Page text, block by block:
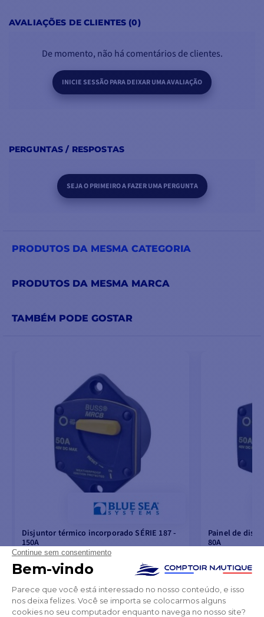
AVALIAÇÕES DE CLIENTES (0)
De momento, não há comentários de clientes.
INICIE SESSÃO PARA DEIXAR UMA AVALIAÇÃO
PERGUNTAS / RESPOSTAS
SEJA O PRIMEIRO A FAZER UMA PERGUNTA
PRODUTOS DA MESMA CATEGORIA
PRODUTOS DA MESMA MARCA
TAMBÉM PODE GOSTAR
Disjuntor térmico incorporado SÉRIE 187 -
150A
131,10 €
137,26 €
NAS EXISTÊNCIAS DO FORNECEDOR
Painel de
80A
114,70 €
120,32 €
FORA DE